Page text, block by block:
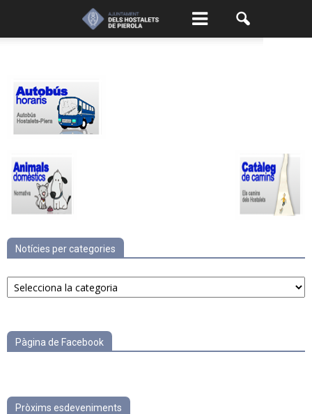
Notícies per categories
Notícies
per
Pàgina de Facebook
Pròxims esdeveniments